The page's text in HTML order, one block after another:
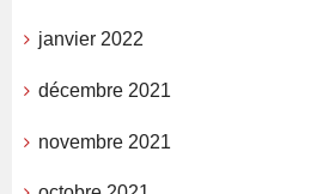
janvier 2022
décembre 2021
novembre 2021